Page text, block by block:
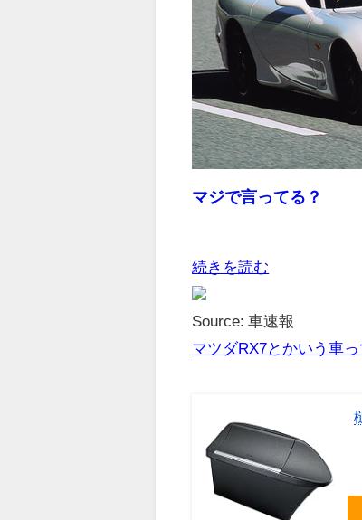
マジで言ってる？
続きを読む
Source: 車速報
マツダRX7とかいう車